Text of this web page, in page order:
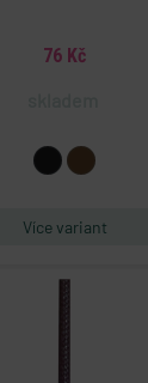
76 Kč
Více variant